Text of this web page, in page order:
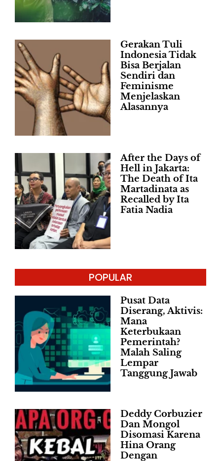
Gerakan Tuli
Indonesia Tidak
Bisa Berjalan
Sendiri dan
Feminisme
Menjelaskan
Alasannya
After the Days of
Hell in Jakarta:
The Death of Ita
Martadinata as
Recalled by Ita
Fatia Nadia
POPULAR
Pusat Data
Diserang, Aktivis:
Mana
Keterbukaan
Pemerintah?
Malah Saling
Lempar
Tanggung Jawab
Deddy Corbuzier
Dan Mongol
Disomasi Karena
Hina Orang
Dengan